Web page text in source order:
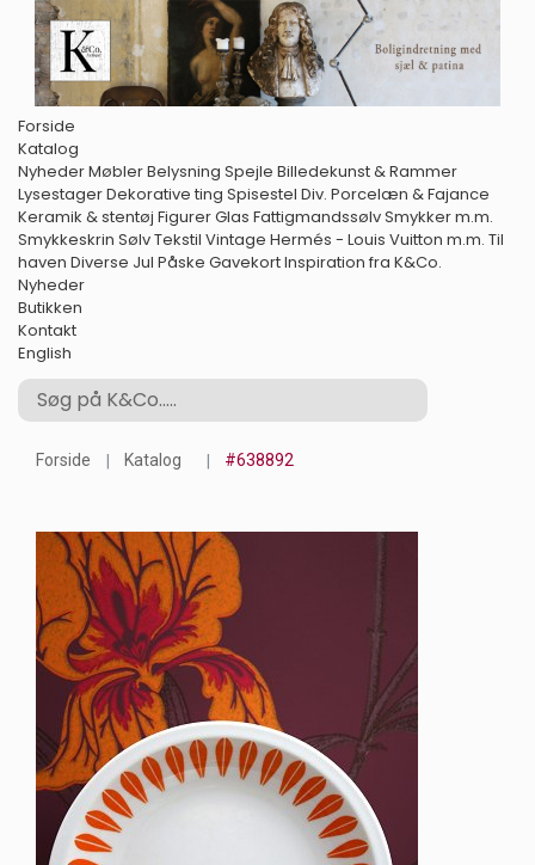
Forside
Katalog
NyhederMøblerBelysning Spejle Billedekunst & Rammer
LysestagerDekorative ting Spisestel Div. Porcelæn & Fajance
Keramik & stentøj FigurerGlas FattigmandssølvSmykker m.m.
Smykkeskrin SølvTekstil Vintage Hermés - Louis Vuitton m.m. Til
haven Diverse Jul Påske GavekortInspiration fra K&Co.
Nyheder
Butikken
Kontakt
English
Forside Katalog #638892